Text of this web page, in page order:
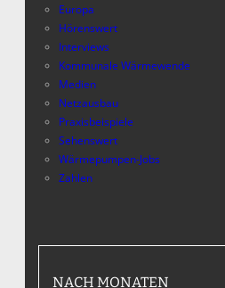
Europa
Hörenswert
Interviews
Kommunale Wärmewende
Medien
Netzausbau
Praxisbeispiele
Sehenswert
Wärmepumpen-Jobs
Zahlen
NACH MONATEN